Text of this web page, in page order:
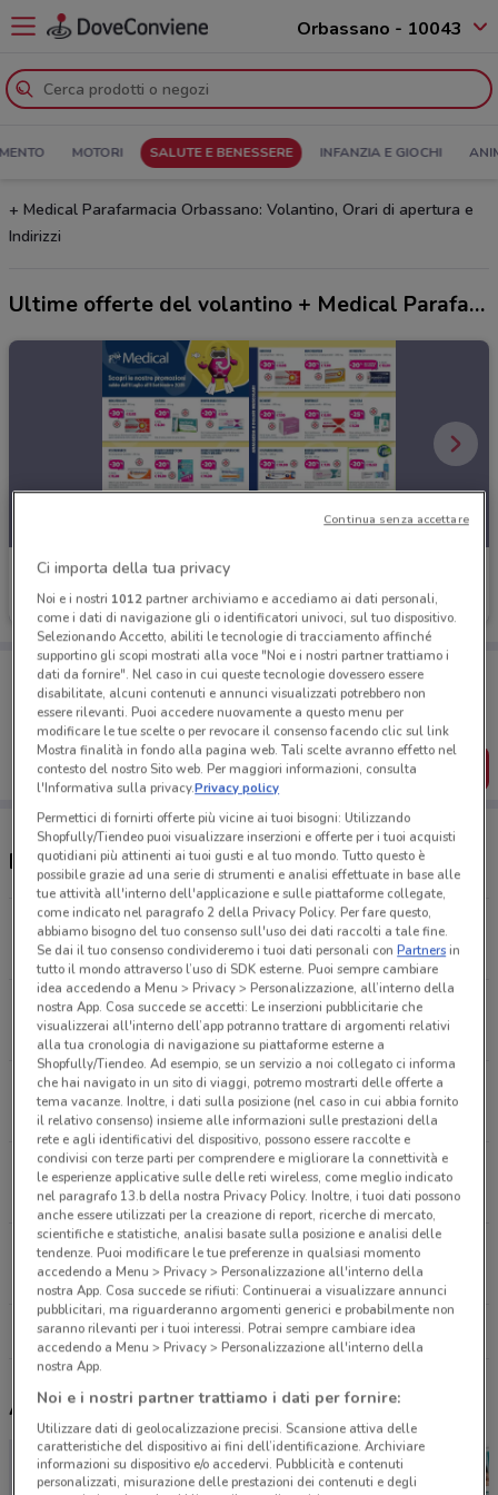
Orbassano - 10043
MOTORI SALUTE E BENESSERE INFANZIA E GIOCHI
+ Medical Parafarmacia Orbassano: Volantino, Orari di apertura e
Indirizzi
Ultime offerte del volantino + Medical Parafarmacia
+ Medical Parafarmacia
Scade il 08/09
Porta DoveConviene sempre con te!
Puoi trovare le migliori offerte dei negozi vicino a te,
salvarle e creare la tua lista del risparmio, comodamente
dal tuo cellulare.
SCARICA L’APP
Negozi + Medical Parafarmacia a Orbassano
Via Cacciatori, 111 Nichelino
6.8 km
Via Crea, 10 Grugliasco
8 km
Corso Montecucco, 108 Montecucco
9.8 km
Via Spagna 10/12 Collegno
11.3 km
Corso Savona, 69 Moncalieri
13.5 km
Tutti i negozi + Medical Parafarmacia
Altri volantini nelle vicinanze
Ci importa della tua privacy
Noi e i nostri 1012partner archiviamo e accediamo ai dati personali,
come i dati di navigazione gli o identificatori univoci, sul tuo dispositivo.
Selezionando Accetto, abiliti le tecnologie di tracciamento affinché
supportino gli scopi mostrati alla voce "Noi e i nostri partner trattiamo i
dati da fornire". Nel caso in cui queste tecnologie dovessero essere
disabilitate, alcuni contenuti e annunci visualizzati potrebbero non
essere rilevanti. Puoi accedere nuovamente a questo menu per
modificare le tue scelte o per revocare il consenso facendo clic sul link
Mostra finalità in fondo alla pagina web. Tali scelte avranno effetto nel
contesto del nostro Sito web. Per maggiori informazioni, consulta
l'Informativa sulla privacy.Privacy policy
Permettici di fornirti offerte più vicine ai tuoi bisogni: Utilizzando
Shopfully/Tiendeo puoi visualizzare inserzioni e offerte per i tuoi acquisti
quotidiani più attinenti ai tuoi gusti e al tuo mondo. Tutto questo è
possibile grazie ad una serie di strumenti e analisi effettuate in base alle
tue attività all'interno dell'applicazione e sulle piattaforme collegate,
come indicato nel paragrafo 2 della Privacy Policy. Per fare questo,
abbiamo bisogno del tuo consenso sull'uso dei dati raccolti a tale fine.
Se dai il tuo consenso condivideremo i tuoi dati personali conPartnersin
tutto il mondo attraverso l’uso di SDK esterne. Puoi sempre cambiare
idea accedendo a Menu > Privacy > Personalizzazione, all’interno della
nostra App. Cosa succede se accetti: Le inserzioni pubblicitarie che
visualizzerai all'interno dell’app potranno trattare di argomenti relativi
alla tua cronologia di navigazione su piattaforme esterne a
Shopfully/Tiendeo. Ad esempio, se un servizio a noi collegato ci informa
che hai navigato in un sito di viaggi, potremo mostrarti delle offerte a
tema vacanze. Inoltre, i dati sulla posizione (nel caso in cui abbia fornito
il relativo consenso) insieme alle informazioni sulle prestazioni della
rete e agli identificativi del dispositivo, possono essere raccolte e
condivisi con terze parti per comprendere e migliorare la connettività e
le esperienze applicative sulle delle reti wireless, come meglio indicato
nel paragrafo 13.b della nostra Privacy Policy. Inoltre, i tuoi dati possono
anche essere utilizzati per la creazione di report, ricerche di mercato,
scientifiche e statistiche, analisi basate sulla posizione e analisi delle
tendenze. Puoi modificare le tue preferenze in qualsiasi momento
accedendo a Menu > Privacy > Personalizzazione all'interno della
nostra App. Cosa succede se rifiuti: Continuerai a visualizzare annunci
pubblicitari, ma riguarderanno argomenti generici e probabilmente non
saranno rilevanti per i tuoi interessi. Potrai sempre cambiare idea
accedendo a Menu > Privacy > Personalizzazione all'interno della
nostra App.
Noi e i nostri partner trattiamo i dati per fornire:
Utilizzare dati di geolocalizzazione precisi. Scansione attiva delle
caratteristiche del dispositivo ai fini dell’identificazione. Archiviare
informazioni su dispositivo e/o accedervi. Pubblicità e contenuti
personalizzati, misurazione delle prestazioni dei contenuti e degli
Continua senza accettare